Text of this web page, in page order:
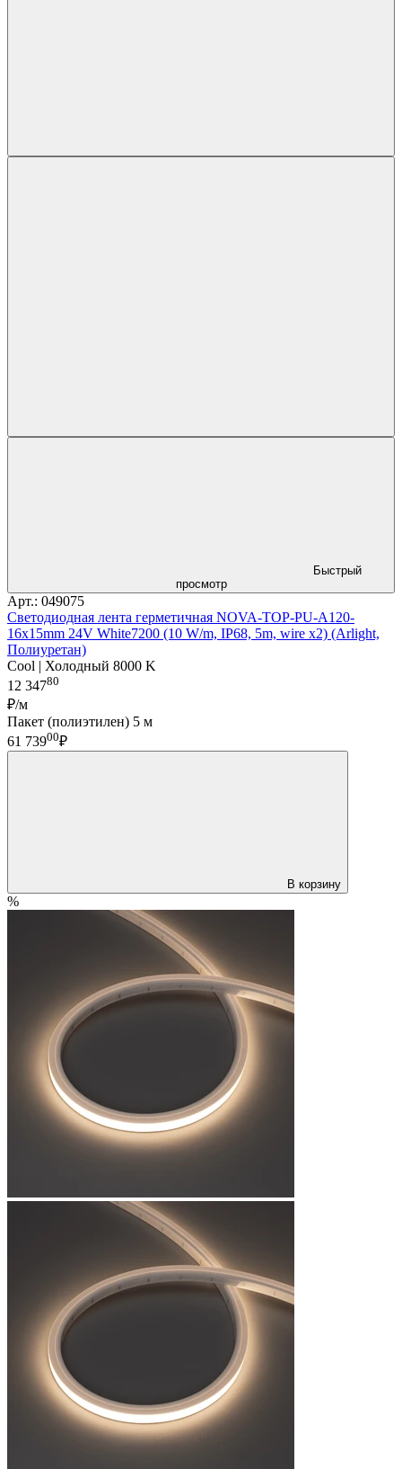
Быстрый
просмотр
Арт.: 049075
Светодиодная лента герметичная NOVA-TOP-PU-A120-
16x15mm 24V White7200 (10 W/m, IP68, 5m, wire x2) (Arlight,
Полиуретан)
Cool | Холодный 8000 K
12 34780
₽/м
Пакет (полиэтилен) 5 м
61 73900₽
В корзину
%